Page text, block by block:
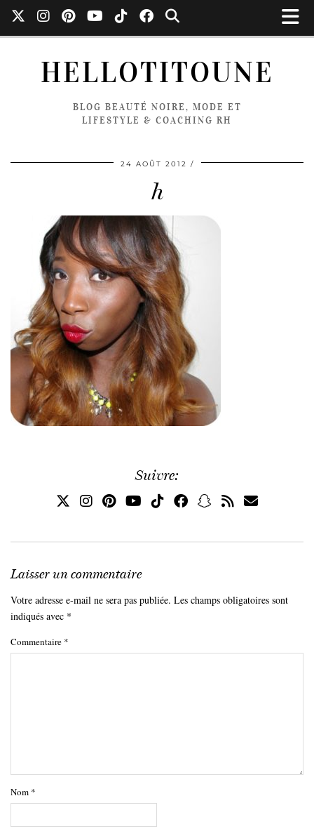
HELLOTITOUNE
BLOG BEAUTÉ NOIRE, MODE ET
LIFESTYLE & COACHING RH
24 AOÛT 2012
h
Suivre:
Laisser un commentaire
Votre adresse e-mail ne sera pas publiée. Les champs obligatoires sont
indiqués avec *
Commentaire *
Nom *